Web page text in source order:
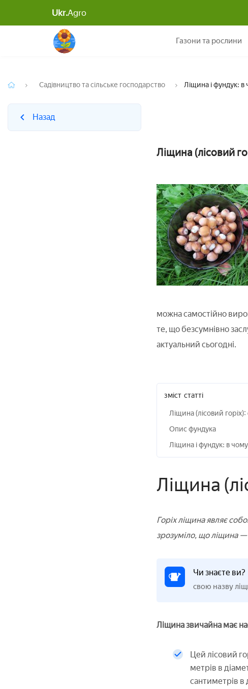
Ukr.Agro
Газони та рослини
Назад
Садівництво та сільське господарство Ліщина і фундук:
Назад
Ліщина (лісовий
можна самостійно
те, що безсумнівно
актуальний сьогодні.
зміст статті
Ліщина (лісовий
Опис фундука
Ліщина і фундук: в
Ліщина
Горіх ліщина являє
зрозуміло, що ліщина
Чи знаєте ви?
свою назву
Ліщина звичайна має
Цей лісовий
метрів в
сантиметрів в